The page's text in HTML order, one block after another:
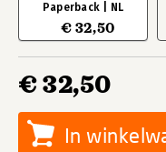
Paperback | NL
€ 32,50
€ 32,50
In